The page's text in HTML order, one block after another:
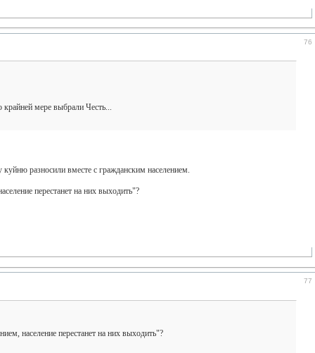
76
мере выбрали Честь...
разносили вместе с гражданским населением.
перестанет на них выходить"?
77
население перестанет на них выходить"?